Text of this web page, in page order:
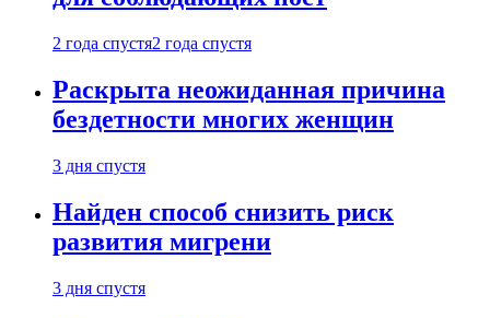
2 года спустя2 года спустя
Раскрыта неожиданная причина
бездетности многих женщин
3 дня спустя
Найден способ снизить риск
развития мигрени
3 дня спустя